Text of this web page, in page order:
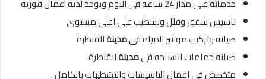
خدماته على مدار 24 ساعه فى اليوم ويوجد لديه أعمال فوريه
تاسيس شقق وفلل وتشطيب علي اعلي مستوى
صيانه وتركيب مواتير المياه فىمدينةالقنطرة
صيانه حمامات السباحه فىمدينةالقنطرة
متخصص فى اعمال التاسيسات والتشطيبات بالكامل .